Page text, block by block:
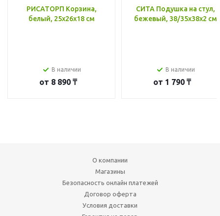
РИСАТОРП Корзина,
белый, 25x26x18 см
В наличии
от 8 890 ₸
СИТА Подушка на стул,
бежевый, 38/35x38x2 см
В наличии
от 1 790 ₸
О компании
Магазины
Безопасность онлайн платежей
Договор оферта
Условия доставки